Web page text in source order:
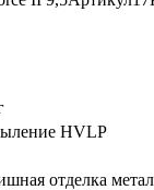
HVLP
отделка